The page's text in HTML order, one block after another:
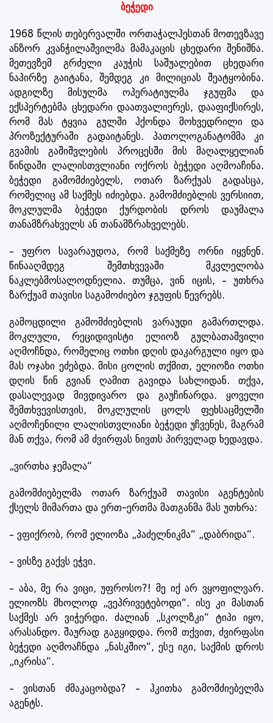
ბეჭედი
1968 წლის თებერვალში ორთაჭალჰესთან მოთევზავე
ანზორ კვანჭილაშვილმა მამაკაცის ცხედარი შენიშნა.
მეთევზემ გრძელი კაუჭის საშუალებით ცხედარი
ნაპირზე გაიტანა, შემდეგ კი მილიციას შეატყობინა.
ადგილზე მისულმა ოპერატიულმა ჯგუფმა და
ექსპერტებმა ცხედარი დაათვალიერეს, დააფიქსირეს,
რომ მას ტყვია გულში ჰქონდა მოხვედრილი და
პროზექტურაში გადაიტანეს. პათოლოგანატომმა კი
გვამის გაშიშვლების პროცესში მის მაღალყელიან
წინდაში ლალისთვლიანი ოქროს ბეჭედი აღმოაჩინა.
ბეჭედი გამომძიებელს, ოთარ ზარქუას გადასცა,
რომელიც ამ საქმეს იძიებდა. გამომძიებლის ვერსიით,
მოკლულმა ბეჭედი ქურდობის დროს დაუმალა
თანამზრახველს ან თანამზრახველებს.
– უფრო სავარაუდოა, რომ საქმეზე ორნი იყვნენ.
წინააღმდეგ შემთხვევაში მკვლელობა
ნაკლებმოსალოდნელია. თუმცა, ვინ იცის, – უთხრა
ზარქუამ თავისი საგამოძიებო ჯგუფის წევრებს.
გამოცდილი გამომძიებლის ვარაუდი გამართლდა.
მოკლული, რეციდივისტი ელიოზ გულბათაშვილი
აღმოჩნდა, რომელიც ოთხი დღის დაკარგული იყო და
მას ოჯახი ეძებდა. მისი ცოლის თქმით, ელიოზი ოთხი
დღის წინ გვიან ღამით გავიდა სახლიდან. თქვა,
დასალევად მივდივარო და გაუჩინარდა. ყოველი
შემთხვევისთვის, მოკლულის ცოლს ფეხსაცმელში
აღმოჩენილი ლალისთვლიანი ბეჭედი უჩვენეს, მაგრამ
მან თქვა, რომ ამ ძვირფას ნივთს პირველად ხედავდა.
„ვირთხა ჯემალა“
გამომძიებელმა ოთარ ზარქუამ თავისი აგენტების
ქსელს მიმართა და ერთ-ერთმა მათგანმა მას უთხრა:
– ვფიქრობ, რომ ელიოზა „პაძელნიკმა“ „დაბრიდა“.
– ვისზე გაქვს ეჭვი.
– აბა, მე რა ვიცი, უფროსო?! მე იქ არ ვყოფილვარ.
ელიოზს მხოლოდ „ვეპრივეტებოდი“. ისე კი მასთან
საქმეს არ ვიჭერდი. ძალიან „სკოლზკი“ ტიპი იყო,
არასანდო. შაურად გაგყიდდა. რომ თქვით, ძვირფასი
ბეჭედი აღმოაჩნდა „ნასკშიო“, ესე იგი, საქმის დროს
„იკრისა“.
– ვისთან ძმაკაცობდა? – ჰკითხა გამომძიებელმა
აგენტს.